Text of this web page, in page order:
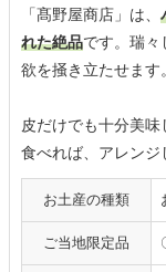
「髙野屋商店」は、
れた絶品です。瑞々
欲を掻き立たせます。
皮だけでも十分美
食べれば、アレンジ
お土産の種類
ご当地限定品